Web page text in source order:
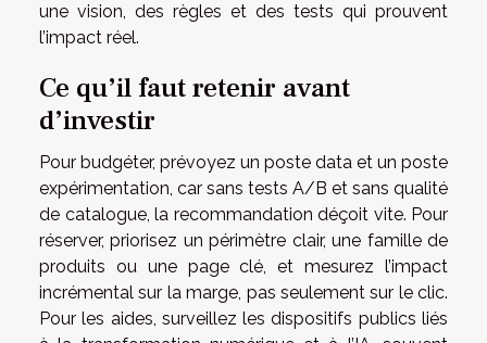
une vision, des règles et des tests qui prouvent
l’impact réel.
Ce qu’il faut retenir avant
d’investir
Pour budgéter, prévoyez un poste data et un poste
expérimentation, car sans tests A/B et sans qualité
de catalogue, la recommandation déçoit vite. Pour
réserver, priorisez un périmètre clair, une famille de
produits ou une page clé, et mesurez l’impact
incrémental sur la marge, pas seulement sur le clic.
Pour les aides, surveillez les dispositifs publics liés